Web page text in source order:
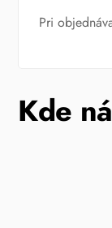
Pri
Kde